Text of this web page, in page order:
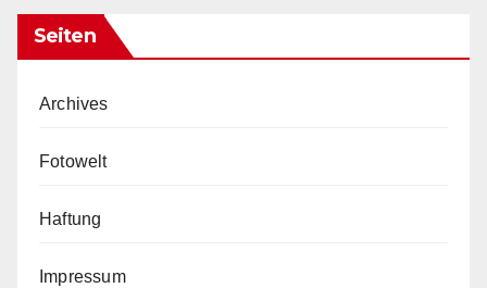
Seiten
Archives
Fotowelt
Haftung
Impressum